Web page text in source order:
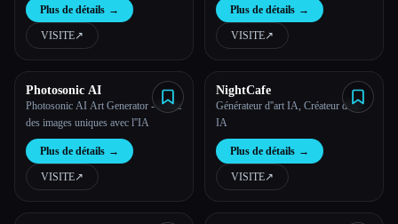
Plus de détails →
VISITE↗︎
Plus de détails →
VISITE↗︎
Photosonic AI
Photosonic AI Art Generator - Créez
des images uniques avec l''IA
Plus de détails →
VISITE↗︎
NightCafe
Générateur d''art IA, Créateur d''art
IA
Plus de détails →
VISITE↗︎